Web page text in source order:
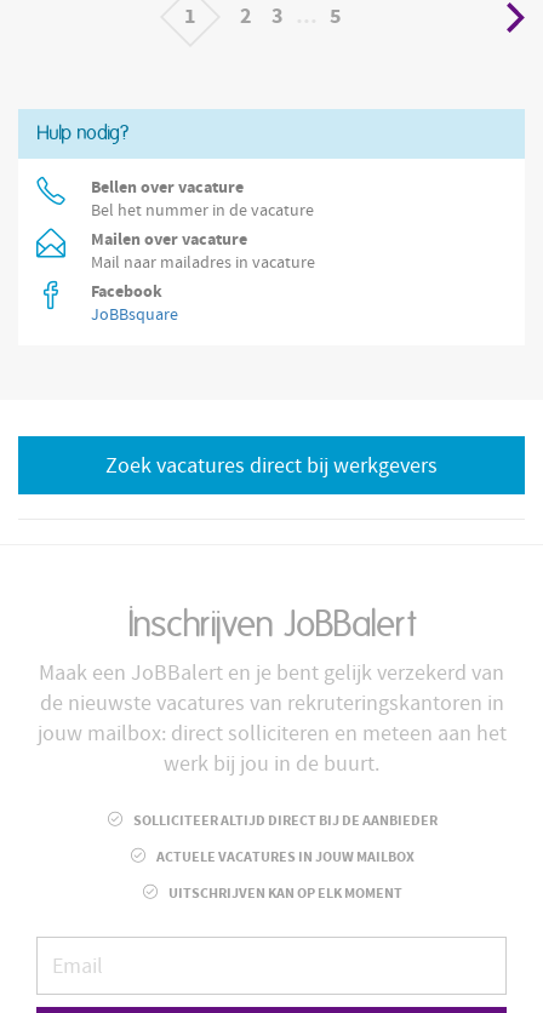
1 2 3 5
Hulp nodig?
Bellen over vacature
Bel het nummer in de vacature
Mailen over vacature
Mail naar mailadres in vacature
Facebook
JoBBsquare
Zoek vacatures direct bij werkgevers
Inschrijven JoBBalert
Maak een JoBBalert en je bent gelijk verzekerd van
de nieuwste vacatures van rekruteringskantoren in
jouw mailbox: direct solliciteren en meteen aan het
werk bij jou in de buurt.
SOLLICITEER ALTIJD DIRECT BIJ DE AANBIEDER
ACTUELE VACATURES IN JOUW MAILBOX
UITSCHRIJVEN KAN OP ELK MOMENT